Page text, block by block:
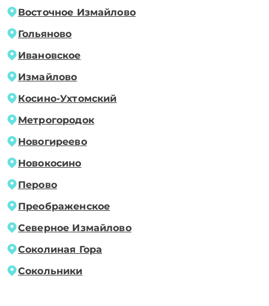
Восточное Измайлово
Гольяново
Ивановское
Измайлово
Косино-Ухтомский
Метрогородок
Новогиреево
Новокосино
Перово
Преображенское
Северное Измайлово
Соколиная Гора
Сокольники